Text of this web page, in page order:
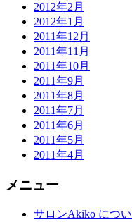
2012年2月
2012年1月
2011年12月
2011年11月
2011年10月
2011年9月
2011年8月
2011年7月
2011年6月
2011年5月
2011年4月
メニュー
サロンAkiko につ